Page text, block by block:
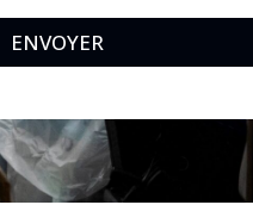
ENVOYER